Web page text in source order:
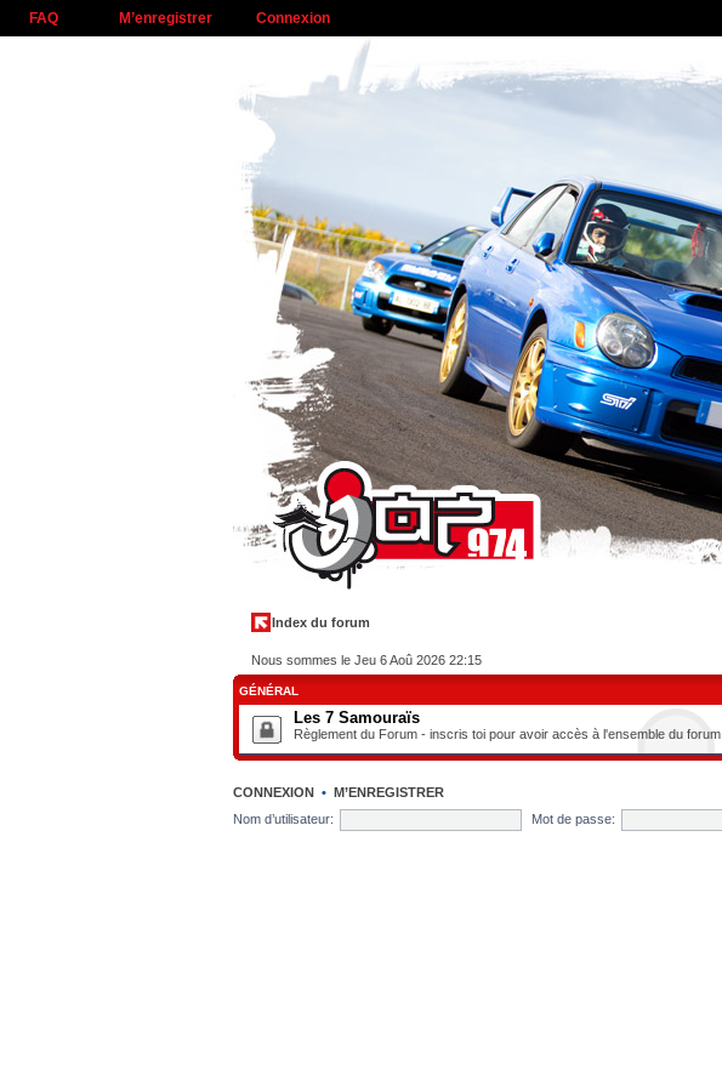
FAQ M’enregistrer Connexion
Index du forum
Nous sommes le Jeu 6 Aoû 2026 22:15
GÉNÉRAL
Les 7 Samouraïs
Règlement du Forum - inscris toi pour avoir accès à l'ensemble du forum
CONNEXION • M’ENREGISTRER
Nom d’utilisateur:
Mot de passe: